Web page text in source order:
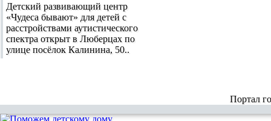
Детский развивающий центр
«Чудеса бывают» для детей с
расстройствами аутистического
спектра открыт в Люберцах по
улице посёлок Калинина, 50..
Портал